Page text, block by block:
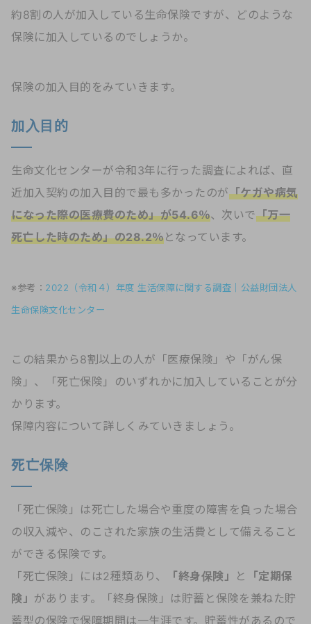
約8割の人が加入している生命保険ですが、どのような
保険に加入しているのでしょうか。
保険の加入目的をみていきます。
加入目的
生命文化センターが令和3年に行った調査によれば、直
近加入契約の加入目的で最も多かったのが「ケガや病気
になった際の医療費のため」が54.6％、次いで「万一
死亡した時のため」の28.2％となっています。
※参考： 2022（令和４）年度 生活保障に関する調査｜公益財団法人
生命保険文化センター
この結果から8割以上の人が「医療保険」や「がん保
険」、「死亡保険」のいずれかに加入していることが分
かります。
保障内容について詳しくみていきましょう。
死亡保険
「死亡保険」は死亡した場合や重度の障害を負った場合
の収入減や、のこされた家族の生活費として備えること
ができる保険です。
「死亡保険」には2種類あり、
「終身保険」 と
「定期保
険」 があります。「終身保険」は貯蓄と保険を兼ねた貯
蓄型の保険で保障期間は一生涯です。貯蓄性があるので